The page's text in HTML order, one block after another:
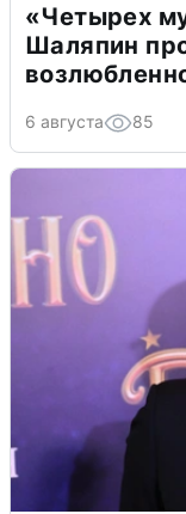
«Четырех
Шаляпин
6 августа 85